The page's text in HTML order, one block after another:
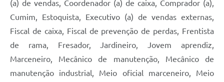
(a) de vendas, Coordenador (a) de caixa, Comprador (a),
Cumim, Estoquista, Executivo (a) de vendas externas,
Fiscal de caixa, Fiscal de prevenção de perdas, Frentista
de rama, Fresador, Jardineiro, Jovem aprendiz,
Marceneiro, Mecânico de manutenção, Mecânico de
manutenção industrial, Meio oficial marceneiro, Meio